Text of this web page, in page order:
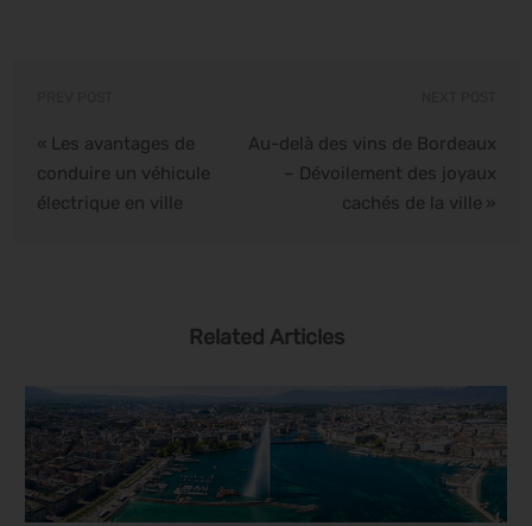
« Les avantages de
conduire un véhicule
électrique en ville
Au-delà des vins de Bordeaux
– Dévoilement des joyaux
cachés de la ville »
Related Articles